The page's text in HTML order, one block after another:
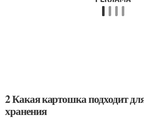
2 Какая картошка подходит
хранения